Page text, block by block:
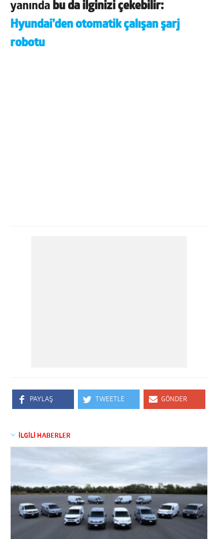
yanında bu da ilginizi çekebilir:
Hyundai’den otomatik çalışan şarj
robotu
PAYLAŞ TWEETLE GÖNDER
İLGİLİ HABERLER